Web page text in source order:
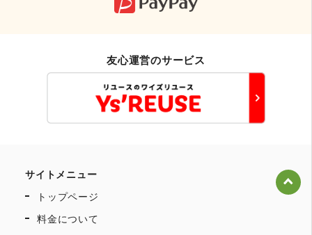
友心運営のサービス
サイトメニュー
トップページ
料金について